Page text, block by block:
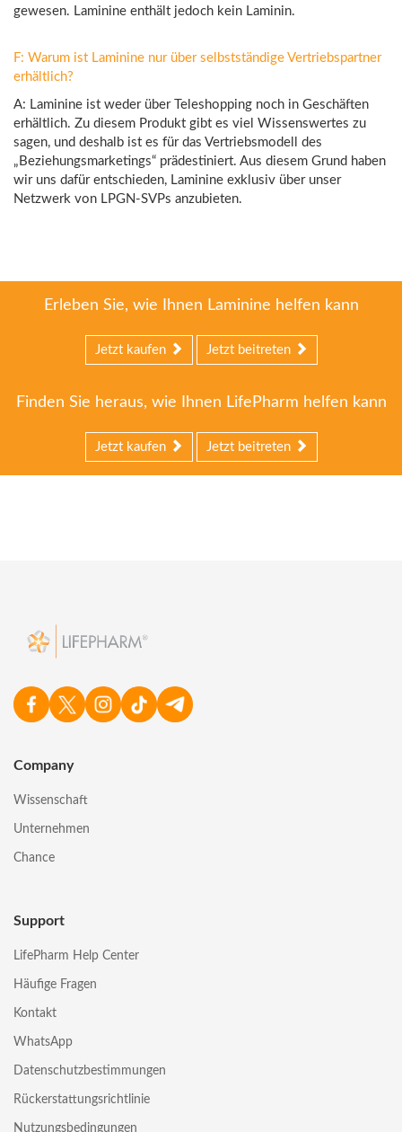
gewesen. Laminine enthält jedoch kein Laminin.
F: Warum ist Laminine nur über selbstständige Vertriebspartner
erhältlich?
A: Laminine ist weder über Teleshopping noch in Geschäften
erhältlich. Zu diesem Produkt gibt es viel Wissenswertes zu
sagen, und deshalb ist es für das Vertriebsmodell des
„Beziehungsmarketings“ prädestiniert. Aus diesem Grund haben
wir uns dafür entschieden, Laminine exklusiv über unser
Netzwerk von LPGN-SVPs anzubieten.
Erleben Sie, wie Ihnen Laminine helfen kann
Jetzt kaufen Jetzt beitreten
Finden Sie heraus, wie Ihnen LifePharm helfen kann
Jetzt kaufen Jetzt beitreten
Company
Wissenschaft
Unternehmen
Chance
Support
LifePharm Help Center
Häufige Fragen
Kontakt
WhatsApp
Datenschutzbestimmungen
Rückerstattungsrichtlinie
Nutzungsbedingungen